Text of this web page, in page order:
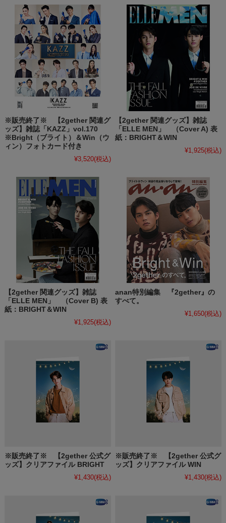
※販売終了※ 【2gether 関連グ
ッズ】雑誌「KAZZ」vol.170
※Bright（ブライト）＆Win（ウ
ィン）フォトカード付き
¥3,520(税込)
【2gether 関連グッズ】雑誌
「ELLE MEN」 （Cover A) 表
紙：BRIGHT＆WIN
¥1,925(税込)
【2gether 関連グッズ】雑誌
「ELLE MEN」 （Cover B) 表
紙：BRIGHT＆WIN
¥1,925(税込)
anan特別編集 『2gether』の
すべて。
¥1,650(税込)
※販売終了※ 【2gether 公式グ
ッズ】クリアファイル BRIGHT
¥1,430(税込)
※販売終了※ 【2gether 公式グ
ッズ】クリアファイル WIN
¥1,430(税込)